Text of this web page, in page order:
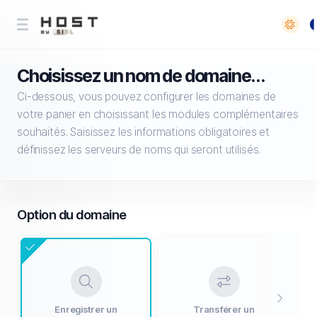
Choisissez un nom de domaine...
Ci-dessous, vous pouvez configurer les domaines de
votre panier en choisissant les modules complémentaires
souhaités. Saisissez les informations obligatoires et
définissez les serveurs de noms qui seront utilisés.
Option du domaine
Enregistrer un
Transférer un